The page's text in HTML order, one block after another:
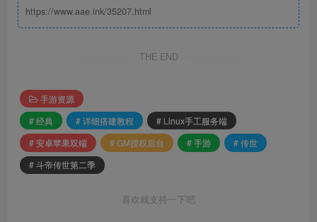
https://www.aae.ink/35207.html
THE END
手游资源
# 经典
# 详细搭建教程
# Linux手工服务端
# 安卓苹果双端
# GM授权后台 # 手游
# 传世
# 斗帝传世第二季
喜欢就支持一下吧